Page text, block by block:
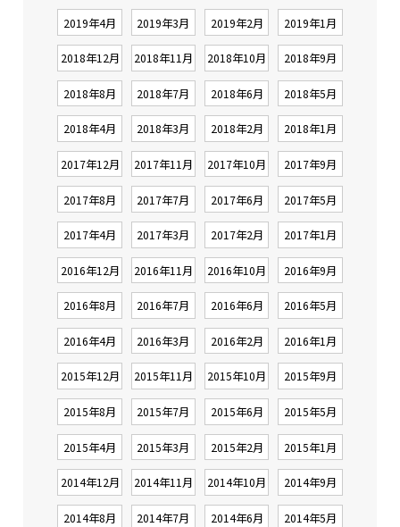
2019年4月 2019年3月 2019年2月 2019年1月
2018年12月 2018年11月 2018年10月 2018年9月
2018年8月 2018年7月 2018年6月 2018年5月
2018年4月 2018年3月 2018年2月 2018年1月
2017年12月 2017年11月 2017年10月 2017年9月
2017年8月 2017年7月 2017年6月 2017年5月
2017年4月 2017年3月 2017年2月 2017年1月
2016年12月 2016年11月 2016年10月 2016年9月
2016年8月 2016年7月 2016年6月 2016年5月
2016年4月 2016年3月 2016年2月 2016年1月
2015年12月 2015年11月 2015年10月 2015年9月
2015年8月 2015年7月 2015年6月 2015年5月
2015年4月 2015年3月 2015年2月 2015年1月
2014年12月 2014年11月 2014年10月 2014年9月
2014年8月 2014年7月 2014年6月 2014年5月